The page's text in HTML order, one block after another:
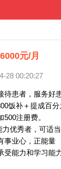
元/月
28 00:20:27
待患者，服务好
饭补＋提成百分
注册费。
优秀者，可适
事业心，正能量
受能力和学习能